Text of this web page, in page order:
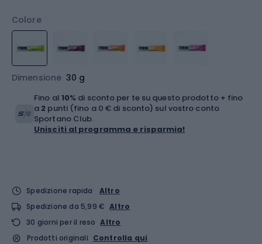
Colore
Dimensione 30 g
Fino al 10% di sconto per te su questo prodotto + fino
a 2 punti (fino a 0 € di sconto) sul vostro conto
Sportano Club.
Unisciti al programma e risparmia!
Spedizione rapida
Altro
Spedizione da 5,99 € Altro
30 giorni per il reso Altro
Prodotti originali Controlla qui